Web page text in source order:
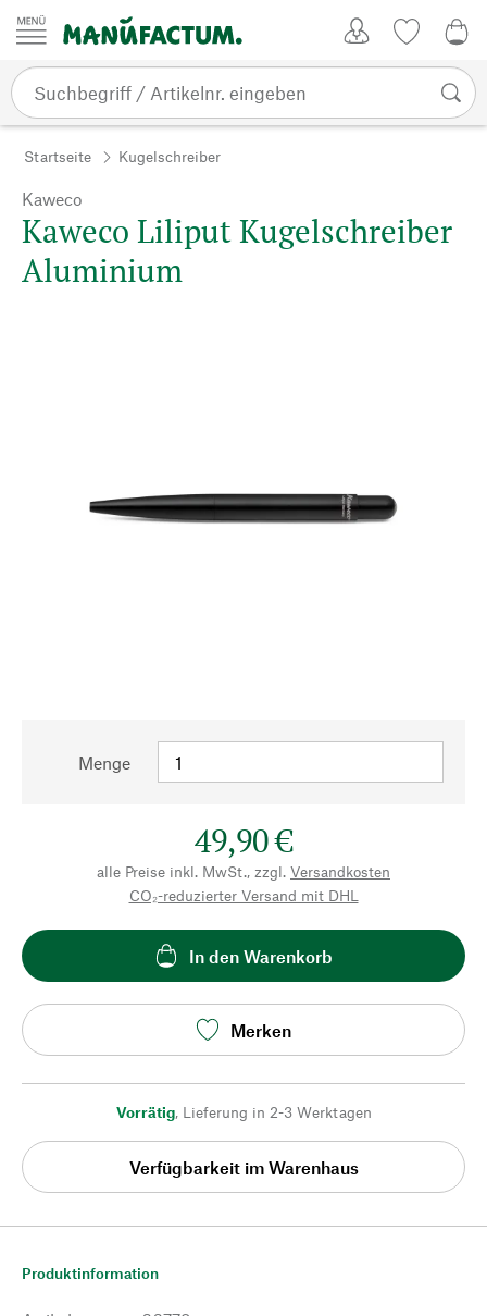
Zum Inhalt springen
Startseite Kugelschreiber
Kaweco
Kaweco Liliput Kugelschreiber
Aluminium
Menge
49,90 €
alle Preise inkl. MwSt., zzgl. Versandkosten
CO₂-reduzierter Versand mit DHL
In den Warenkorb
Merken
Vorrätig, Lieferung in 2-3 Werktagen
Verfügbarkeit im Warenhaus
Produktinformation